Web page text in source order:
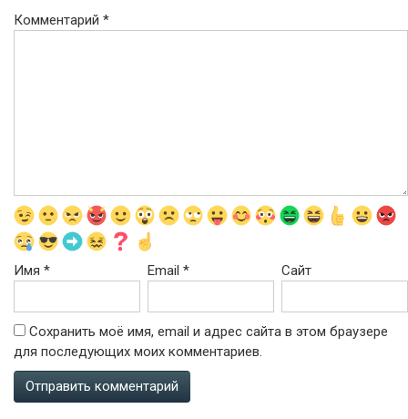
Комментарий *
Имя * Email* Сайт
Сохранить моё имя, email и адрес сайта в этом браузере
для последующих моих комментариев.